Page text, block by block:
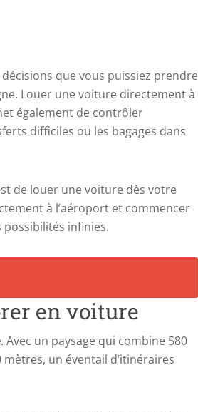
que vous puissiez prendre
Louer une voiture directement à
également de contrôler
difficiles ou les bagages dans
de louer une voiture dès votre
à l’aéroport et commencer
possibilités infinies.
en voiture
. Avec un paysage qui combine 580
un éventail d’itinéraires